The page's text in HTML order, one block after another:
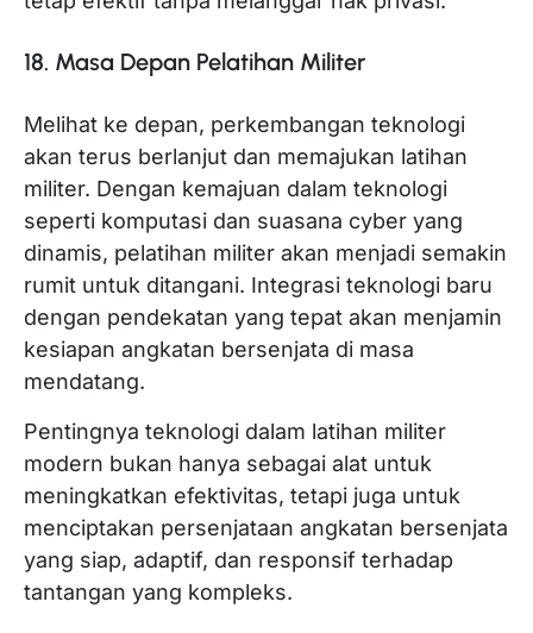
18. Masa Depan Pelatihan Militer
Melihat ke depan, perkembangan teknologi
akan terus berlanjut dan memajukan latihan
militer. Dengan kemajuan dalam teknologi
seperti komputasi dan suasana cyber yang
dinamis, pelatihan militer akan menjadi semakin
rumit untuk ditangani. Integrasi teknologi baru
dengan pendekatan yang tepat akan menjamin
kesiapan angkatan bersenjata di masa
mendatang.
Pentingnya teknologi dalam latihan militer
modern bukan hanya sebagai alat untuk
meningkatkan efektivitas, tetapi juga untuk
menciptakan persenjataan angkatan bersenjata
yang siap, adaptif, dan responsif terhadap
tantangan yang kompleks.